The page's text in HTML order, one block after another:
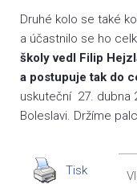
Druhé kolo se také
a účastnilo se ho
školy vedl Filip
a postupuje tak do
uskuteční 27. dubna
Boleslavi. Držíme
Tisk